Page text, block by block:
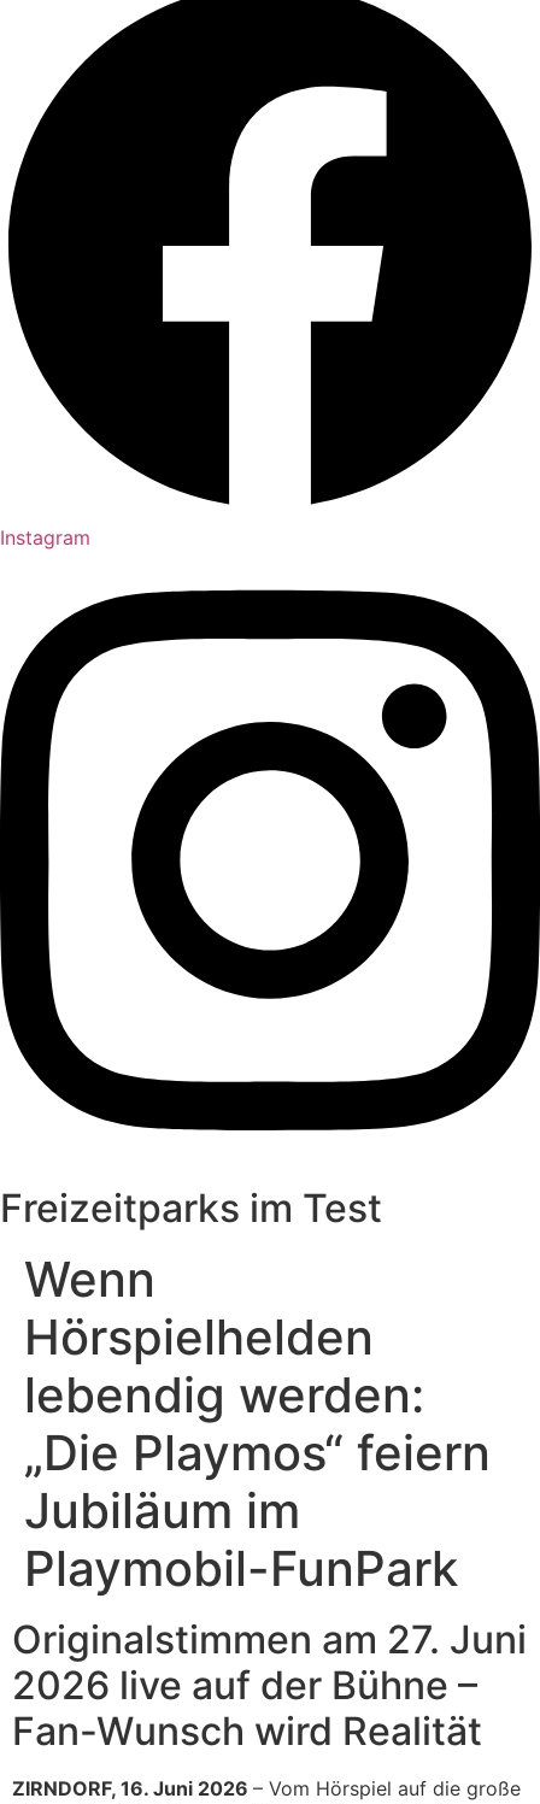
Instagram
Freizeitparks im Test
Wenn
Hörspielhelden
lebendig werden:
„Die Playmos“ feiern
Jubiläum im
Playmobil-FunPark
Originalstimmen am 27. Juni
2026 live auf der Bühne –
Fan-Wunsch wird Realität
ZIRNDORF, 16. Juni 2026 – Vom Hörspiel auf die große